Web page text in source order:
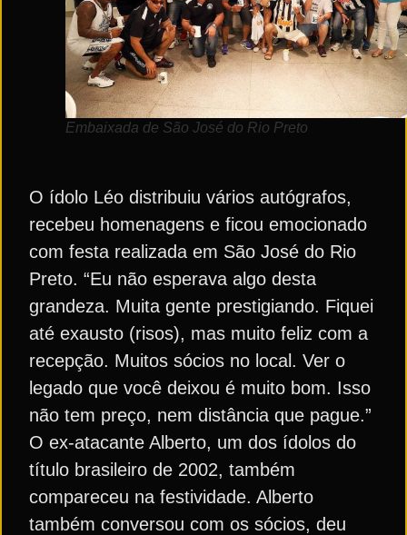
Embaixada de São José do Rio Preto
O ídolo Léo distribuiu vários autógrafos,
recebeu homenagens e ficou emocionado
com festa realizada em São José do Rio
Preto. “Eu não esperava algo desta
grandeza. Muita gente prestigiando. Fiquei
até exausto (risos), mas muito feliz com a
recepção. Muitos sócios no local. Ver o
legado que você deixou é muito bom. Isso
não tem preço, nem distância que pague.”
O ex-atacante Alberto, um dos ídolos do
título brasileiro de 2002, também
compareceu na festividade. Alberto
também conversou com os sócios, deu